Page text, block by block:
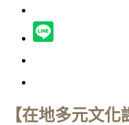
【在地多元文